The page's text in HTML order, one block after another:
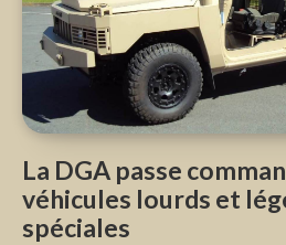
La DGA passe
véhicules lourds et
spéciales